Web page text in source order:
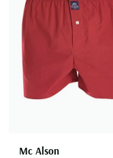
Mc Alson